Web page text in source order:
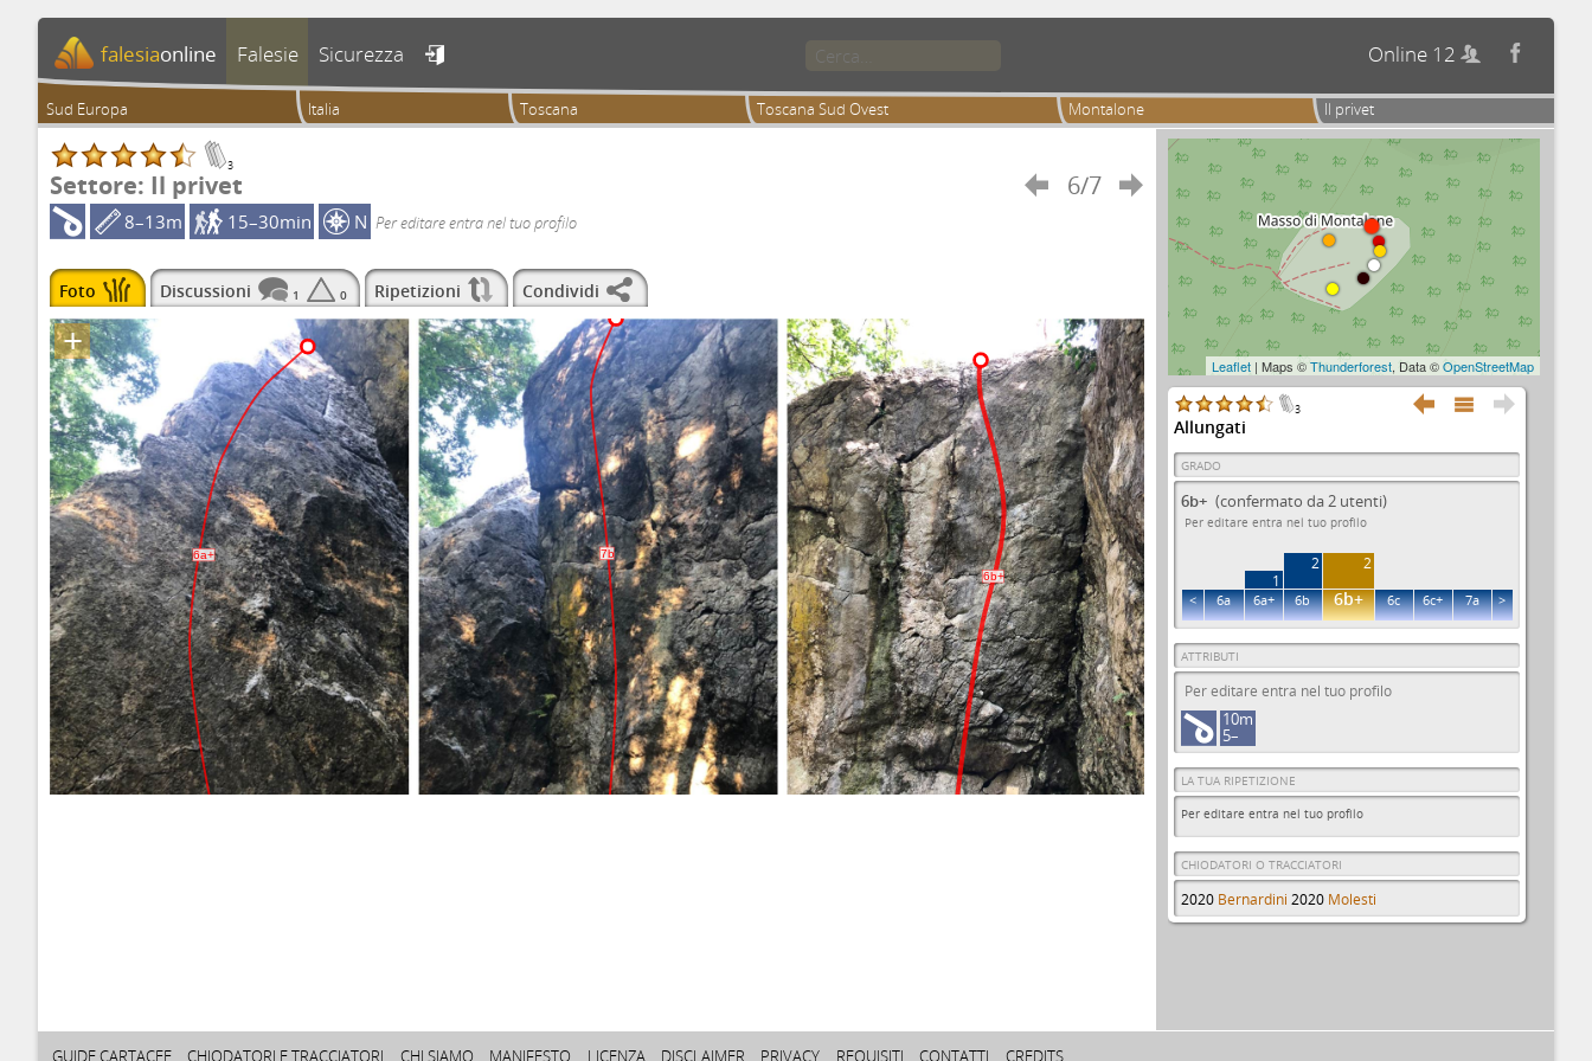
falesiaonline Falesie Sicurezza  Online 12 
Sud Europa Italia Toscana Toscana Sud Ovest Montalone Il privet
3
Settore: Il privet  6/7

8–13m
15–30min N Per editare entra nel tuo profilo
Foto Discussioni 1 0 Ripetizioni Condividi
+
6b+
6a+ 7b
Leaflet | Maps ©Thunderforest, Data ©OpenStreetMap
  
3
Allungati
GRADO
6b+ (confermato da 2 utenti)
Per editare entra nel tuo profilo
1
2 2
< 6a 6a+ 6b 6b+ 6c 6c+ 7a >
ATTRIBUTI
Per editare entra nel tuo profilo
10m
5–
LA TUA RIPETIZIONE
Per editare entra nel tuo profilo
CHIODATORI O TRACCIATORI
2020 Bernardini 2020 Molesti
GUIDE CARTACEE CHIODATORI E TRACCIATORI CHI SIAMO MANIFESTO LICENZA DISCLAIMER PRIVACY REQUISITI CONTATTI CREDITS